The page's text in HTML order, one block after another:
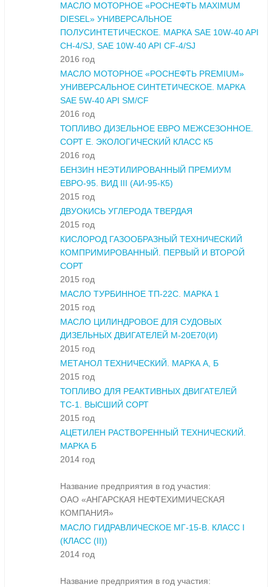
МАСЛО МОТОРНОЕ «РОСНЕФТЬ MAXIMUM
DIESEL» УНИВЕРСАЛЬНОЕ
ПОЛУСИНТЕТИЧЕСКОЕ. МАРКА SAE 10W-40 API
CH-4/SJ, SAE 10W-40 API CF-4/SJ
2016 год
МАСЛО МОТОРНОЕ «РОСНЕФТЬ PREMIUM»
УНИВЕРСАЛЬНОЕ СИНТЕТИЧЕСКОЕ. МАРКА
SAE 5W-40 API SM/CF
2016 год
ТОПЛИВО ДИЗЕЛЬНОЕ ЕВРО МЕЖСЕЗОННОЕ.
СОРТ Е. ЭКОЛОГИЧЕСКИЙ КЛАСС К5
2016 год
БЕНЗИН НЕЭТИЛИРОВАННЫЙ ПРЕМИУМ
ЕВРО-95. ВИД III (АИ-95-К5)
2015 год
ДВУОКИСЬ УГЛЕРОДА ТВЕРДАЯ
2015 год
КИСЛОРОД ГАЗООБРАЗНЫЙ ТЕХНИЧЕСКИЙ
КОМПРИМИРОВАННЫЙ. ПЕРВЫЙ И ВТОРОЙ
СОРТ
2015 год
МАСЛО ТУРБИННОЕ ТП-22С. МАРКА 1
2015 год
МАСЛО ЦИЛИНДРОВОЕ ДЛЯ СУДОВЫХ
ДИЗЕЛЬНЫХ ДВИГАТЕЛЕЙ М-20Е70(И)
2015 год
МЕТАНОЛ ТЕХНИЧЕСКИЙ. МАРКА А, Б
2015 год
ТОПЛИВО ДЛЯ РЕАКТИВНЫХ ДВИГАТЕЛЕЙ
ТС-1. ВЫСШИЙ СОРТ
2015 год
АЦЕТИЛЕН РАСТВОРЕННЫЙ ТЕХНИЧЕСКИЙ.
МАРКА Б
2014 год
Название предприятия в год участия:
ОАО «АНГАРСКАЯ НЕФТЕХИМИЧЕСКАЯ
КОМПАНИЯ»
МАСЛО ГИДРАВЛИЧЕСКОЕ МГ-15-В. КЛАСС I
(КЛАСС (II))
2014 год
Название предприятия в год участия: